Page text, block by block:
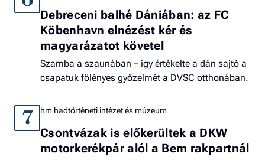
Debreceni balhé Dániában: az FC
Köbenhavn elnézést kér és
magyarázatot követel
Szamba a szaunában – így értékelte a dán sajtó a
csapatuk fölényes győzelmét a DVSC otthonában.
7 hm hadtörténeti intézet és múzeum
Csontvázak is előkerültek a DKW
motorkerékpár alól a Bem rakpartnál